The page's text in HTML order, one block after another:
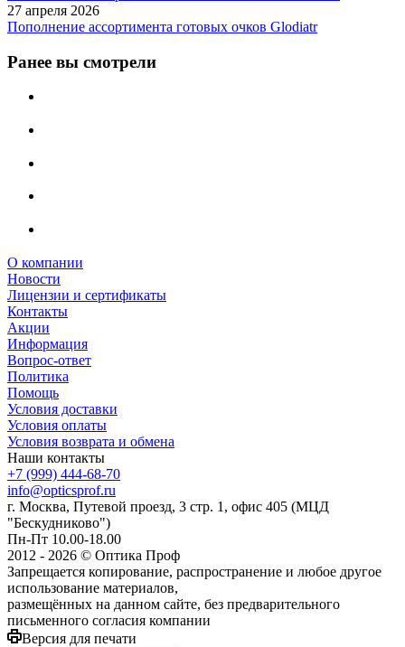
27 апреля 2026
Пополнение ассортимента готовых очков Glodiatr
Ранее вы смотрели
О компании
Новости
Лицензии и сертификаты
Контакты
Акции
Информация
Вопрос-ответ
Политика
Помощь
Условия доставки
Условия оплаты
Условия возврата и обмена
Наши контакты
+7 (999) 444-68-70
info@opticsprof.ru
г. Москва, Путевой проезд, 3 стр. 1, офис 405 (МЦД
"Бескудниково")
Пн-Пт 10.00-18.00
2012 - 2026 © Оптика Проф
Запрещается копирование, распространение и любое другое
использование материалов,
размещённых на данном сайте, без предварительного
письменного согласия компании
Версия для печати